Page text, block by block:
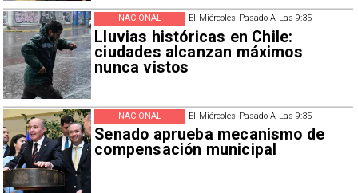
El Miércoles Pasado A Las 9:35
Lluvias históricas en Chile:
ciudades alcanzan máximos
nunca vistos
NACIONAL
El Miércoles Pasado A Las 9:35
Senado aprueba mecanismo de
compensación municipal
NACIONAL